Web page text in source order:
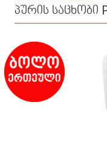
პურის საცხობი